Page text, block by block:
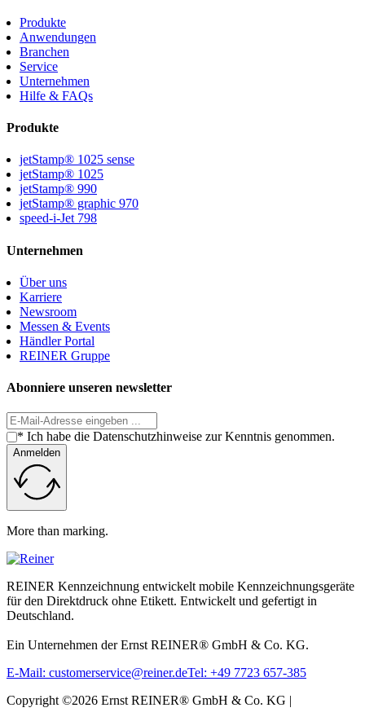
Produkte
Anwendungen
Branchen
Service
Unternehmen
Hilfe & FAQs
Produkte
jetStamp® 1025 sense
jetStamp® 1025
jetStamp® 990
jetStamp® graphic 970
speed-i-Jet 798
Unternehmen
Über uns
Karriere
Newsroom
Messen & Events
Händler Portal
REINER Gruppe
Abonniere unseren newsletter
* Ich habe die Datenschutzhinweise zur Kenntnis genommen.
Anmelden
More than marking.
REINER Kennzeichnung entwickelt mobile Kennzeichnungsgeräte
für den Direktdruck ohne Etikett. Entwickelt und gefertigt in
Deutschland.
Ein Unternehmen der Ernst REINER® GmbH & Co. KG.
E-Mail: customerservice@reiner.deTel: +49 7723 657-385
Copyright ©2026 Ernst REINER® GmbH & Co. KG |